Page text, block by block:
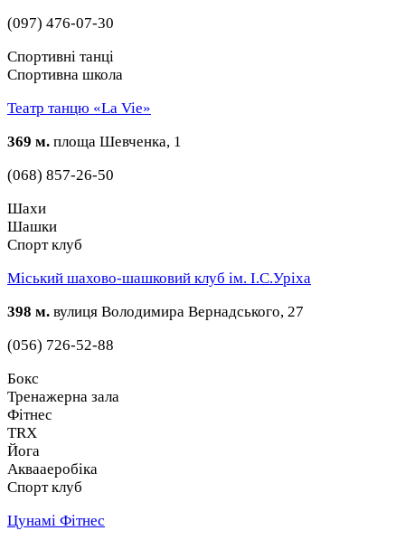
(097) 476-07-30
Спортивні танці
Спортивна школа
Театр танцю «La Vie»
369 м. площа Шевченка, 1
(068) 857-26-50
Шахи
Шашки
Спорт клуб
Міський шахово-шашковий клуб ім. І.С.Уріха
398 м. вулиця Володимира Вернадського, 27
(056) 726-52-88
Бокс
Тренажерна зала
Фітнес
TRX
Йога
Аквааеробіка
Спорт клуб
Цунамі Фітнес